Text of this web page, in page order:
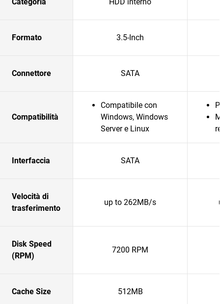
Formato 3.5-Inch
Connettore SATA
Compatibilità
Compatibile con
Windows, Windows
Server e Linux
Interfaccia SATA
Velocità di
trasferimento
up to 262MB/s
Disk Speed
(RPM)
7200 RPM
Cache Size 512MB